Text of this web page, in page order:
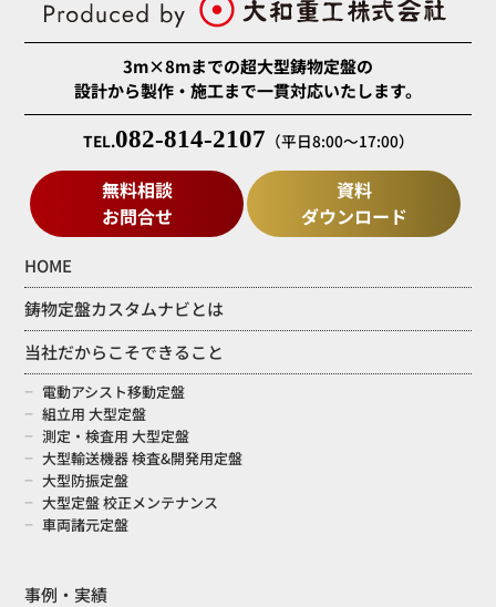
3m×8mまでの超大型鋳物定盤の
設計から製作・施工まで一貫対応いたします。
TEL.082-814-2107 （平日8:00～17:00）
無料相談
お問合せ
資料
ダウンロード
HOME
鋳物定盤カスタムナビとは
当社だからこそできること
電動アシスト移動定盤
組立用 大型定盤
測定・検査用 大型定盤
大型輸送機器 検査&開発用定盤
大型防振定盤
大型定盤 校正メンテナンス
車両諸元定盤
事例・実績